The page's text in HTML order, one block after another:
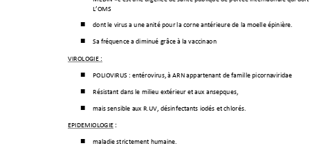
L’OMS
dont le virus a une affinité pour la corne antérieure de la moelle épinière.
Sa fréquence a diminué grâce à la vaccination
VIROLOGIE :
POLIOVIRUS : entérovirus, à ARN appartenant de famille picornaviridae
Résistant dans le milieu extérieur et aux antiseptiques,
mais sensible aux R.UV, désinfectants iodés et chlorés.
EPIDEMIOLOGIE :
maladie strictement humaine.